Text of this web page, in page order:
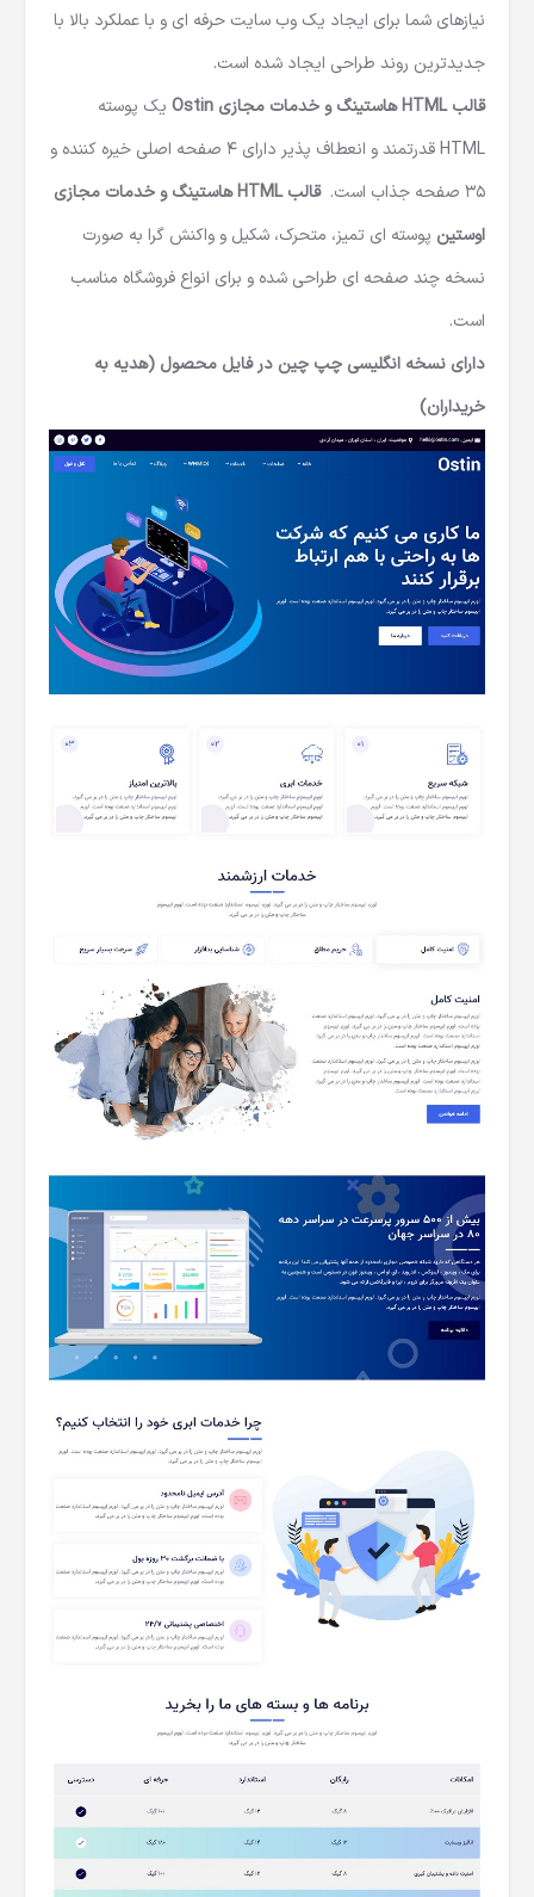
نیازهای شما برای ایجاد یک وب سایت حرفه ای و با عملکرد بالا با
جدیدترین روند طراحی ایجاد شده است.
قالب HTML هاستینگ و خدمات مجازی Ostin
یک پوسته
HTML قدرتمند و انعطاف پذیر دارای 4 صفحه اصلی خیره کننده و
35 صفحه جذاب است.
قالب HTML
هاستینگ و خدمات مجازی
اوستین پوسته ای تمیز، متحرک، شکیل و واکنش گرا به صورت
نسخه چند صفحه ای طراحی شده و برای انواع فروشگاه مناسب
است.
دارای نسخه انگلیسی چپ چین در فایل محصول (هدیه به
خریداران)